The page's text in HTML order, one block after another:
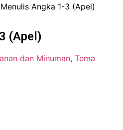
Angka 1-3 (Apel)
(Apel)
dan Minuman, Tema